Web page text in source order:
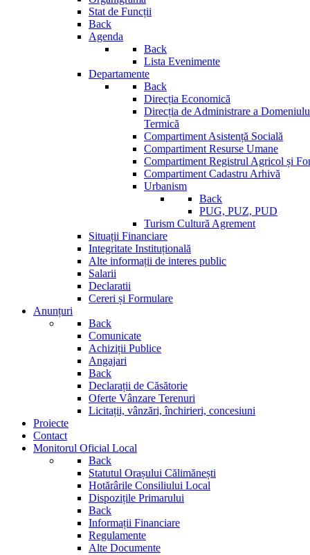
Stat de Funcții
Back
Agenda
Back
Lista Evenimente
Departamente
Back
Direcția Economică
Direcția de Administrare a
Termică
Compartiment Asistență Socială
Compartiment Resurse Umane
Compartiment Registrul Agricol și
Compartiment Cadastru Arhivă
Urbanism
Back
PUG, PUZ, PUD
Turism Cultură Agrement
Situații Financiare
Integritate Instituțională
Alte informații de interes public
Salarii
Declaratii
Cereri și Formulare
Anunțuri
Back
Comunicate
Achiziții Publice
Angajari
Back
Declarații de Căsătorie
Oferte Vânzare Terenuri
Licitații, vânzări, închirieri, concesiuni
Proiecte
Contact
Monitorul Oficial Local
Back
Statutul Orașului Călimănești
Hotărârile Consiliului Local
Dispozițile Primarului
Back
Informații Financiare
Regulamente
Alte Documente